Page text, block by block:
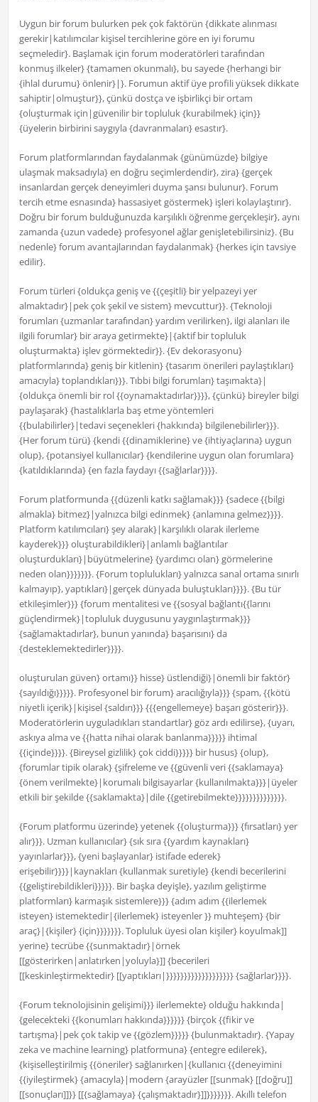
Uygun bir forum bulurken pek çok faktörün {dikkate alınması
gerekir|katılımcılar kişisel tercihlerine göre en iyi forumu
seçmeledir}. Başlamak için forum moderatörleri tarafından
konmuş ilkeler} {tamamen okunmalı}, bu sayede {herhangi bir
{ihlal durumu} önlenir}|}. Forumun aktif üye profili yüksek dikkate
sahiptir|olmuştur}}, çünkü dostça ve işbirlikçi bir ortam
{oluşturmak için|güvenilir bir topluluk {kurabilmek} için}}
{üyelerin birbirini saygıyla {davranmaları} esastır}.
Forum platformlarından faydalanmak {günümüzde} bilgiye
ulaşmak maksadıyla} en doğru seçimlerdendir}, zira} {gerçek
insanlardan gerçek deneyimleri duyma şansı bulunur}. Forum
tercih etme esnasında} hassasiyet göstermek} işleri kolaylaştırır}.
Doğru bir forum bulduğunuzda karşılıklı öğrenme gerçekleşir}, aynı
zamanda {uzun vadede} profesyonel ağlar genişletebilirsiniz}. {Bu
nedenle} forum avantajlarından faydalanmak} {herkes için tavsiye
edilir}.
Forum türleri {oldukça geniş ve {{çeşitli} bir yelpazeyi yer
almaktadır}|pek çok şekil ve sistem} mevcuttur}}. {Teknoloji
forumları {uzmanlar tarafından} yardım verilirken}, ilgi alanları ile
ilgili forumlar} bir araya getirmekte}|{aktif bir topluluk
oluşturmakta} işlev görmektedir}}. {Ev dekorasyonu}
platformlarında} geniş bir kitlenin} {tasarım önerileri paylaştıkları}
amacıyla} toplandıkları}}}. Tıbbi bilgi forumları} taşımakta}|
{oldukça önemli bir rol {{oynamaktadırlar}}}}, {çünkü} bireyler bilgi
paylaşarak} {hastalıklarla baş etme yöntemleri
{{bulabilirler}|tedavi seçenekleri {hakkında} bilgilenebilirler}}}.
{Her forum türü} {kendi {{dinamiklerine} ve {ihtiyaçlarına} uygun
olup}, {potansiyel kullanıcılar} {kendilerine uygun olan forumlara}
{katıldıklarında} {en fazla faydayı {{sağlarlar}}}}.
Forum platformunda {{düzenli katkı sağlamak}}} {sadece {{bilgi
almakla} bitmez}|yalnızca bilgi edinmek} {anlamına gelmez}}}}.
Platform katılımcıları} şey alarak}|karşılıklı olarak ilerleme
kayderek}}} oluşturabildikleri}|anlamlı bağlantılar
oluşturdukları}|büyütmelerine} {yardımcı olan} görmelerine
neden olan}}}}}}}. {Forum toplulukları} yalnızca sanal ortama sınırlı
kalmayıp}, yaptıkları}|gerçek dünyada buluştukları}}}}. {Bu tür
etkileşimler}}} {forum mentalitesi ve {{sosyal bağlantı{{larını
güçlendirmek}|topluluk duygusunu yaygınlaştırmak}}}
{sağlamaktadırlar}, bunun yanında} başarısını} da
{desteklemektedirler}}}}.
oluşturulan güven} ortamı}} hisse} üstlendiği}|önemli bir faktör}
{sayıldığı}}}}}. Profesyonel bir forum} aracılığıyla}}} {spam, {{kötü
niyetli içerik}|kişisel {saldırı}}} {{{engellemeye} başarı gösterir}}}.
Moderatörlerin uyguladıkları standartlar} göz ardı edilirse}, {uyarı,
askıya alma ve {{hatta nihai olarak banlanma}}}}} ihtimal
{{içinde}}}}. {Bireysel gizlilik} çok ciddi}}}}} bir husus} {olup},
{forumlar tipik olarak} {şifreleme ve {{güvenli veri {{saklamaya}
{önem verilmekte}|korumalı bilgisayarlar {kullanılmakta}}}|üyeler
etkili bir şekilde {{saklamakta}|dile {{getirebilmekte}}}}}}}}}}}}}}.
{Forum platformu üzerinde} yetenek {{oluşturma}}} {fırsatları} yer
alır}}}. Uzman kullanıcılar} {sık sıra {{yardım kaynakları}
yayınlarlar}}}, {yeni başlayanlar} istifade ederek}
erişebilir}}}}|kaynakları {kullanmak suretiyle} {kendi becerilerini
{{geliştirebildikleri}}}}}. Bir başka deyişle}, yazılım geliştirme
platformları} karmaşık sistemlere}}} {adım adım {{ilerlemek
isteyen} istemektedir|{ilerlemek} isteyenler }} muhteşem} {bir
araç}|{kişiler} {için}}}}}}}. Topluluk üyesi olan kişiler} koyulmak]]
yerine} tecrübe {{sunmaktadır}|örnek
[[gösterirken|anlatırken|yoluyla}]] {becerileri
[[keskinleştirmektedir} [[yaptıkları|}}}}}}}}}}}}}}}}}}} {sağlarlar}}}}.
{Forum teknolojisinin gelişimi}}} ilerlemekte} olduğu hakkında|
{gelecekteki {{konumları hakkında}}}}}} {birçok {{fikir ve
tartışma}|pek çok takip ve {{gözlem}}}}} {bulunmaktadır}. {Yapay
zeka ve machine learning} platformuna} {entegre edilerek},
{kişiselleştirilmiş {{öneriler} sağlanırken|{kullanıcı {{deneyimini
{{iyileştirmek} {amacıyla}|modern {arayüzler [[sunmak} [[doğru]]
[[sonuçları]]}} [[{sağlamaya} {çalışmaktadır}]]}}}}}}}. Akıllı telefon